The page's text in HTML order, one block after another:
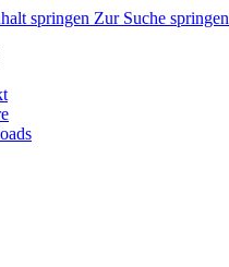
springen Zur Suche springen